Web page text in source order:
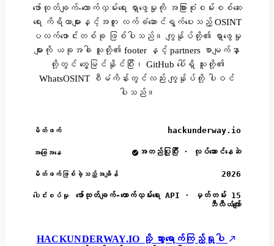
ဖော်ထုတ်ချက်-ထောက်လှမ်းရေး ရှာဖွေမှုကို အခြားစုံစမ်းစစ်ဆေး
ရေး ကိရိယာများနှင့်အတူ လက်ခံဆောင်ရွက်ပေးသည့် OSINT
ပလက်ဖောင်းတစ်ခု ဖြစ်ပါသည်။ ကျွန်ုပ်တို့၏ ရှာဖွေမှု
များကို ယခုအခါ သူတို့၏ footer နှင့် partners စာမျက်နှာ
တို့တွင် တွေ့မြင်နိုင်ပြီး၊ GitHub ပေါ်ရှိ သူတို့၏
WhatsOSINT စီမံကိန်းတွင်လည်း ကျွန်ုပ်တို့ ပါဝင်
ပါသည်။
မိတ်ဖက် hackunderway.io
အခြေအနေ အတည်ပြုပြီး · လုပ်ဆောင်နေဆဲ
မိတ်ဖက်ဖြစ်ခဲ့သည့်အချိန် 2026
ပေါင်းစပ်မှု
ဖော်ထုတ်ချက်-ထောက်လှမ်းရေး API · မှတ်တမ်း 15
ဘီလီယံကျော်
HACKUNDERWAY.IO သို့ သွားရောက်ကြည့်ရှုပါ